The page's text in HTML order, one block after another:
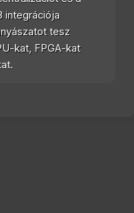
integrációja
tesz
kat, FPGA-kat